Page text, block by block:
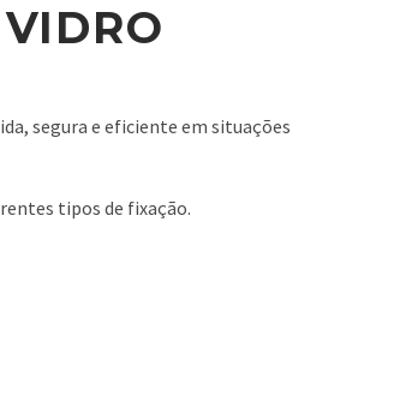
segura e eficiente em situações
tipos de fixação.